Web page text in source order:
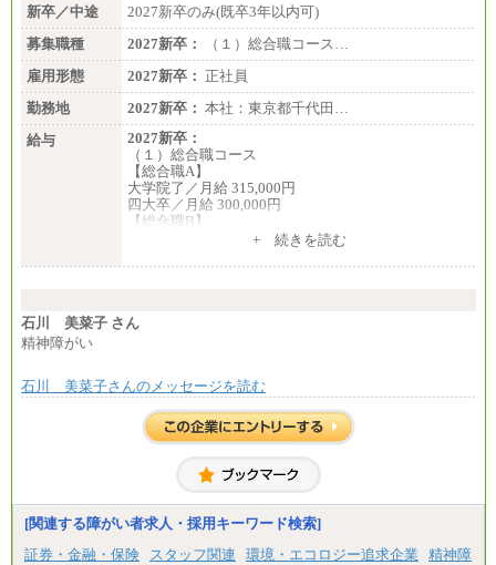
新卒／中途
2027新卒のみ(既卒3年以内可)
募集職種
2027新卒：
（１）総合職コース…
雇用形態
2027新卒： 正社員
勤務地
2027新卒： 本社：東京都千代田…
給与
2027新卒：
（１）総合職コース
【総合職A】
大学院了／月給 315,000円
四大卒／月給 300,000円
【総合職B】
大学院了／月給 282,000円+ 続きを読む
石川 美菜子 さん
精神障がい
石川 美菜子さんのメッセージを読む
[関連する障がい者求人・採用キーワード検索]
証券・金融・保険
スタッフ関連 環境・エコロジー追求企業
精神障